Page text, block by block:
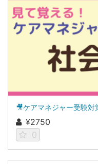
¥2750
0